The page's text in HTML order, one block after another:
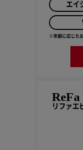
エイ
※年齢に応じた
リファエ